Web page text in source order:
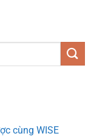
cùng WISE